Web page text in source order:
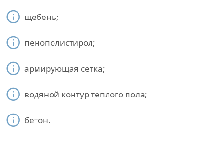
щебень;
пенополистирол;
армирующая сетка;
водяной контур теплого пола;
бетон.